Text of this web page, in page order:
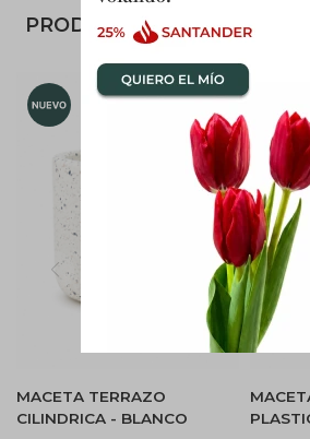
PRODUCTOS QUE TE
MACETA TERRAZO
CILINDRICA - BLANCO